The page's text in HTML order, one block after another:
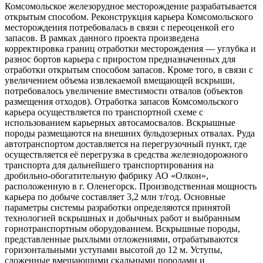
Комсомольское железорудное месторождение разрабатывается
открытым способом. Реконструкция карьера Комсомольского
месторождения потребовалась в связи с переоценкой его
запасов. В рамках данного проекта произведена
корректировка границ отработки месторождения — углубка и
разнос бортов карьера с приростом предназначенных для
отработки открытым способом запасов. Кроме того, в связи с
увеличением объема извлекаемой вмещающей вскрыши,
потребовалось увеличение вместимости отвалов (объектов
размещения отходов). Отработка запасов Комсомольского
карьера осуществляется по транспортной схеме с
использованием карьерных автосамосвалов. Вскрышные
породы размещаются на внешних бульдозерных отвалах. Руда
автотранспортом доставляется на перегрузочный пункт, где
осуществляется её перегрузка в средства железнодорожного
транспорта для дальнейшего транспортирования на
дробильно-обогатительную фабрику АО «Олкон»,
расположенную в г. Оленегорск. Производственная мощность
карьера по добыче составляет 3,2 млн т/год. Основные
параметры системы разработки определяются принятой
технологией вскрышных и добычных работ и выбранным
горнотранспортным оборудованием. Вскрышные породы,
представленные рыхлыми отложениями, отрабатываются
горизонтальными уступами высотой до 12 м. Уступы,
сложенные вмещающими скальными породами и